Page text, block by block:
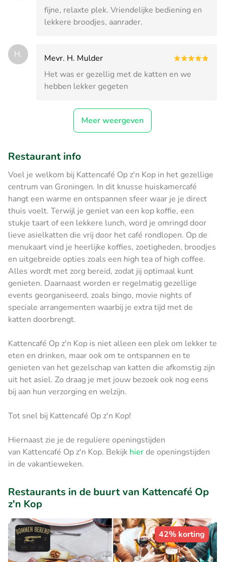
fijne, relaxte plek. Vriendelijke bediening en
lekkere broodjes, aanrader.
H.
Mevr. H. Mulder
Het was er gezellig met de katten en we
hebben lekker gegeten
Meer weergeven
Restaurant info
Voel je welkom bij Kattencafé Op z'n Kop in het gezellige
centrum van Groningen. In dit knusse huiskamercafé
hangt een warme en ontspannen sfeer waar je je direct
thuis voelt. Terwijl je geniet van een kop koffie, een
stukje taart of een lekkere lunch, word je omringd door
lieve asielkatten die vrij door het café rondlopen. Op de
menukaart vind je heerlijke koffies, zoetigheden, broodjes
en uitgebreide opties zoals een high tea of high coffee.
Alles wordt met zorg bereid, zodat jij optimaal kunt
genieten. Daarnaast worden er regelmatig gezellige
events georganiseerd, zoals bingo, movie nights of
speciale arrangementen waarbij je extra tijd met de
katten doorbrengt.
Kattencafé Op z'n Kop is niet alleen een plek om lekker te
eten en drinken, maar ook om te ontspannen en te
genieten van het gezelschap van katten die afkomstig zijn
uit het asiel. Zo draag je met jouw bezoek ook nog eens
bij aan hun verzorging en welzijn.
Tot snel bij Kattencafé Op z'n Kop!
Hiernaast zie je de reguliere openingstijden
van Kattencafé Op z'n Kop. Bekijk hierde openingstijden
in de vakantieweken.
Restaurants in de buurt van Kattencafé Op
z'n Kop
42% korting